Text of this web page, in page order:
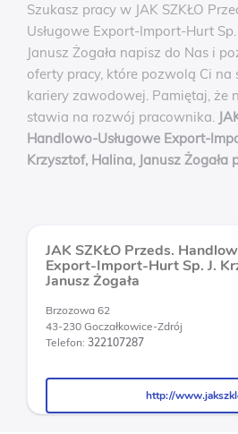
Szukasz pracy w JAK SZKŁO
Usługowe Export-Import-Hurt
Janusz Żogała napisz do Nas i
oferty pracy, które pozwolą Ci
kariery zawodowej. Pamiętaj, że
stawia na rozwój pracownika.
Handlowo-Usługowe Export-
Krzysztof, Halina, Janusz Żogała
JAK SZKŁO Przeds.
Export-Import-Hurt Sp. J.
Janusz Żogała
Brzozowa 62
43-230 Goczałkowice-Zdrój
Telefon: 322107287
http://
http://